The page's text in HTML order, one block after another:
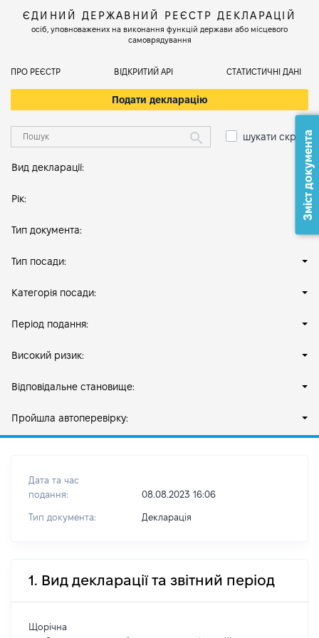
ЄДИНИЙ ДЕРЖАВНИЙ РЕЄСТР ДЕКЛАРАЦІЙ
осіб, уповноважених на виконання функцій держави або місцевого
самоврядування
ПРО РЕЄСТР ВІДКРИТИЙ АРІ СТАТИСТИЧНІ ДАНІ
Подати декларацію
шукати скрізь
Вид декларації:
Рік:
Тип документа:
Тип посади:
Категорія посади:
Період подання:
Високий ризик:
Відповідальне становище:
Пройшла автоперевірку:
Дата та час
подання:
08.08.2023 16:06
Тип документа: Декларація
1. Вид декларації та звітний період
Щорічна
Зміст документа